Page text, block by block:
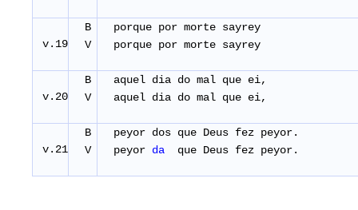
v.19
B
V
porque por morte sayrey
porque por morte sayrey
v.20
B
V
aquel dia do mal que ei,
aquel dia do mal que ei,
v.21
B
V
peyor dos que Deus fez peyor.
peyor da que Deus fez peyor.